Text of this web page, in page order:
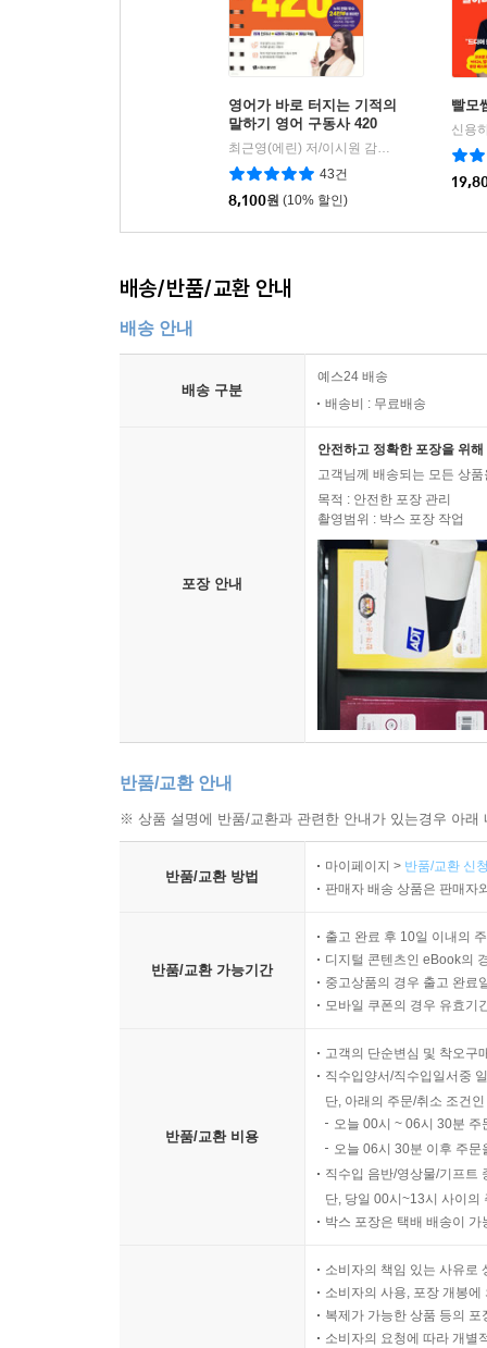
영어가 바로 터지는 기적의
말하기 영어 구동사 420
최근영(에린) 저/이시원 감수
시원스쿨닷컴
43건
8,100원 (10% 할인)
빨모
신용
배송/반품/교환 안내
배송 안내
배송 구분
예스24 배송
배송비 : 무료배송
포장 안내
안전하고 정확한 포장을 위
고객님께 배송되는 모든 상
목적 : 안전한 포장 관리
촬영범위 : 박스 포장 작업
반품/교환 안내
※ 상품 설명에 반품/교환과 관련한 안내가 있는경우 아
반품/교환 방법
마이페이지 > 반품/교환 신
판매자 배송 상품은 판매자
반품/교환 가능기간
출고 완료 후 10일 이내의
디지털 콘텐츠인 eBook의
중고상품의 경우 출고 완료
모바일 쿠폰의 경우 유효기
반품/교환 비용
고객의 단순변심 및 착오구
직수입양서/직수입일서중
단, 아래의 주문/취소 조건
오늘 00시 ~ 06시 30분
오늘 06시 30분 이후 주
직수입 음반/영상물/기프트
단, 당일 00시~13시 사이의
박스 포장은 택배 배송이
소비자의 책임 있는 사유로
소비자의 사용, 포장 개봉
복제가 가능한 상품 등의
소비자의 요청에 따라 개별